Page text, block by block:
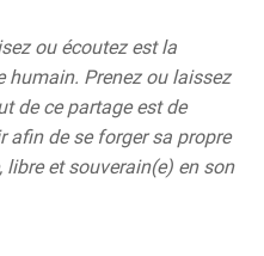
ou écoutez est la
humain. Prenez ou laissez
de ce partage est de
afin de se forger sa propre
et souverain(e) en son